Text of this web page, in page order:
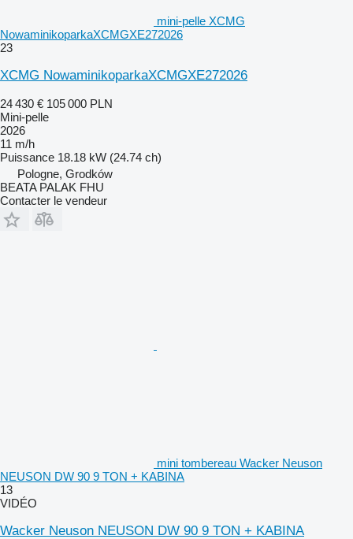
mini-pelle XCMG
NowaminikoparkaXCMGXE272026
23
XCMG NowaminikoparkaXCMGXE272026
24 430 € 105 000 PLN
Mini-pelle
2026
11 m/h
Puissance 18.18 kW (24.74 ch)
Pologne, Grodków
BEATA PALAK FHU
Contacter le vendeur
mini tombereau Wacker Neuson
NEUSON DW 90 9 TON + KABINA
13
VIDÉO
Wacker Neuson NEUSON DW 90 9 TON + KABINA